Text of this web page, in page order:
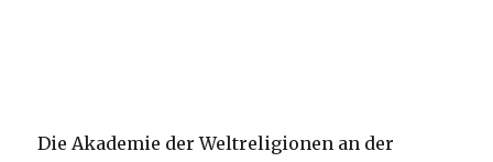
Die Akademie der Weltreligionen an der